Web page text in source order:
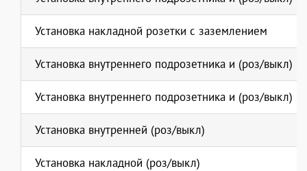
Установка накладной розетки с заземлением
Установка внутреннего подрозетника и (роз/выкл) в
Установка внутреннего подрозетника и (роз/выкл) в
Установка внутренней (роз/выкл)
Установка накладной (роз/выкл)